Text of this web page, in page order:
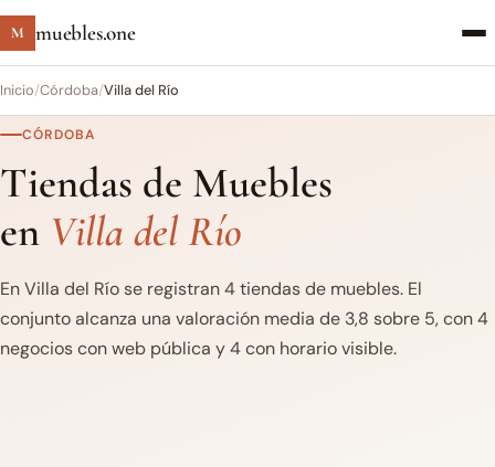
M muebles.one
Inicio/Córdoba/Villa del Río
CÓRDOBA
Tiendas de Muebles
en Villa del Río
En Villa del Río se registran 4 tiendas de muebles. El
conjunto alcanza una valoración media de 3,8 sobre 5, con 4
negocios con web pública y 4 con horario visible.